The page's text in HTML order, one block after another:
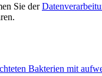
Sie der
Bakterien mit